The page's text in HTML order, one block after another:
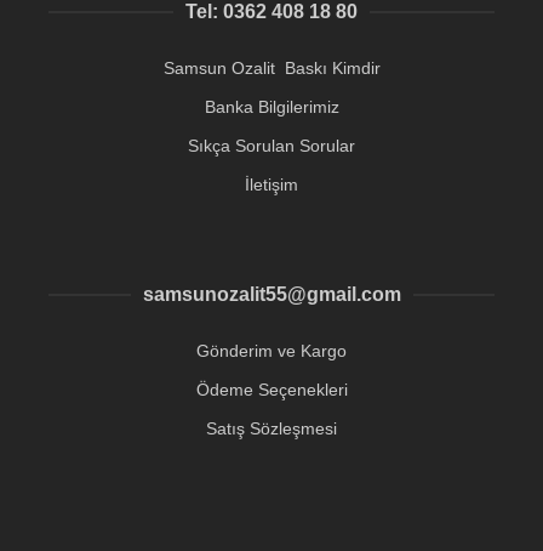
Tel: 0362 408 18 80
Samsun Ozalit Baskı Kimdir
Banka Bilgilerimiz
Sıkça Sorulan Sorular
İletişim
samsunozalit55@gmail.com
Gönderim ve Kargo
Ödeme Seçenekleri
Satış Sözleşmesi